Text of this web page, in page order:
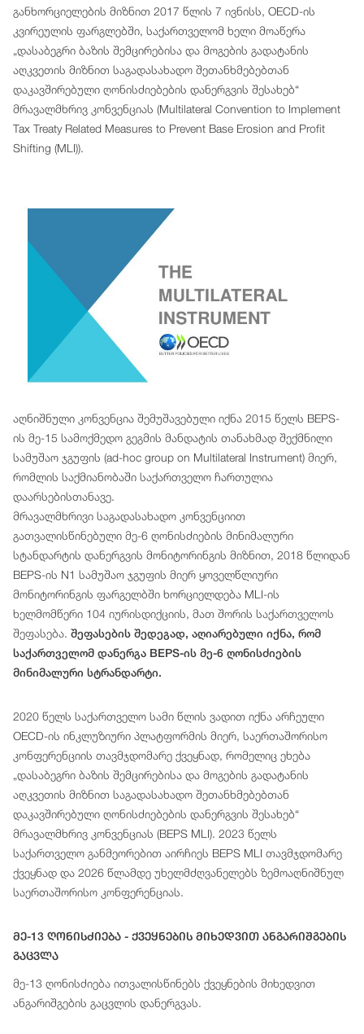
განხორციელების მიზნით 2017 წლის 7 ივნისს, OECD-ის
კვირეულის ფარგლებში, საქართველომ ხელი მოაწერა
„დასაბეგრი ბაზის შემცირებისა და მოგების გადატანის
აღკვეთის მიზნით საგადასახადო შეთანხმებებთან
დაკავშირებული ღონისძიებების დანერგვის შესახებ“
მრავალმხრივ კონვენციას (Multilateral Convention to Implement
Tax Treaty Related Measures to Prevent Base Erosion and Profit
Shifting (MLI)).
აღნიშნული კონვენცია შემუშავებული იქნა 2015 წელს BEPS-
ის მე-15 სამოქმედო გეგმის მანდატის თანახმად შექმნილი
სამუშაო ჯგუფის (ad-hoc group on Multilateral Instrument) მიერ,
რომლის საქმიანობაში საქართველო ჩართულია
დაარსებისთანავე.
მრავალმხრივი საგადასახადო კონვენციით
გათვალისწინებული მე-6 ღონისძიების მინიმალური
სტანდარტის დანერგვის მონიტორინგის მიზნით, 2018 წლიდან
BEPS-ის N1 სამუშაო ჯგუფის მიერ ყოველწლიური
მონიტორინგის ფარგელბში ხორციელდება MLI-ის
ხელმომწერი 104 იურისდიქციის, მათ შორის საქართველოს
შეფასება. შეფასების შედეგად, აღიარებული იქნა, რომ
საქართველომ დანერგა BEPS-ის მე-6 ღონისძიების
მინიმალური სტრანდარტი.
2020 წელს საქართველო სამი წლის ვადით იქნა არჩეული
OECD-ის ინკლუზიური პლატფორმის მიერ, საერთაშორისო
კონფერენციის თავმჯდომარე ქვეყნად, რომელიც ეხება
„დასაბეგრი ბაზის შემცირებისა და მოგების გადატანის
აღკვეთის მიზნით საგადასახადო შეთანხმებებთან
დაკავშირებული ღონისძიებების დანერგვის შესახებ“
მრავალმხრივ კონვენციას (BEPS MLI). 2023 წელს
საქართველო განმეორებით აირჩიეს BEPS MLI თავმჯდომარე
ქვეყნად და 2026 წლამდე უხელმძღვანელებს ზემოაღნიშნულ
საერთაშორისო კონფერენციას.
Მე-13 Ღონისძიება - Ქვეყნების Მიხედვით Ანგარიშგების
Გაცვლა
მე-13 ღონისძიება ითვალისწინებს ქვეყნების მიხედვით
ანგარიშგების გაცვლის დანერგვას.